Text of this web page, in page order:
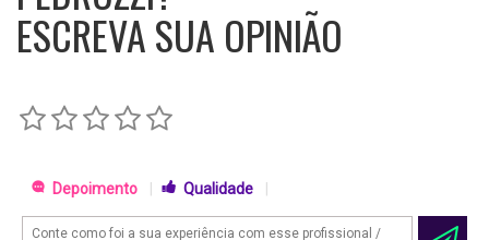
ESCREVA SUA OPINIÃO
Depoimento Qualidade